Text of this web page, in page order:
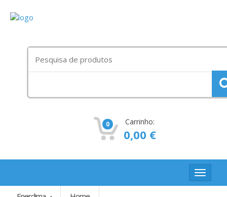
por:
0 Carrinho:
0,00 €
Toggle